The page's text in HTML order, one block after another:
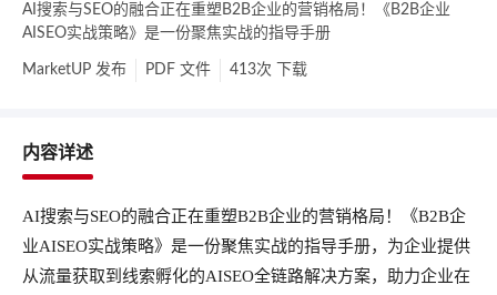
AI搜索与SEO的融合正在重塑B2B企业的营销格局！《B2B企业
AISEO实战策略》是一份聚焦实战的指导手册
MarketUP 发布 PDF 文件 413次 下载
内容详述
AI搜索与SEO的融合正在重塑B2B企业的营销格局！《B2B企
业AISEO实战策略》是一份聚焦实战的指导手册，为企业提供
从流量获取到线索孵化的AISEO全链路解决方案，助力企业在